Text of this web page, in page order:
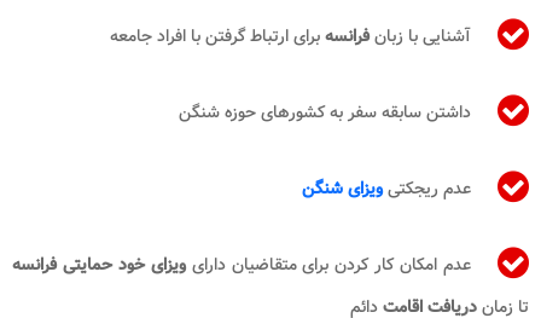
آشنایی با زبانفرانسهبرای ارتباط گرفتن با افراد جامعه
داشتن سابقه سفر به کشورهای حوزه شنگن
عدم ریجکتیویزای شنگن
عدم امکان کار کردن برای متقاضیان دارایویزای خود حمایتی فرانسه
تا زماندریافت اقامتدائم